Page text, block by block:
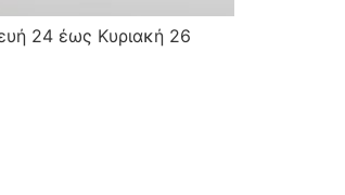
24 έως Κυριακή 26